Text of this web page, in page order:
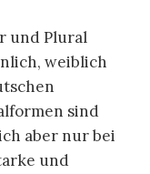
und Plural
weiblich
sind
aber nur bei
und